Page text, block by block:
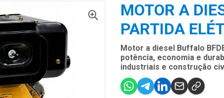
MOTOR A
PARTIDA
Motor a diesel Buffalo
potência, economia e
industriais e construção